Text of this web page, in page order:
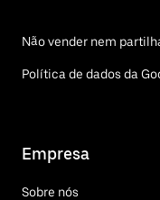
Não vender nem
Política de dados da
Empresa
Sobre nós